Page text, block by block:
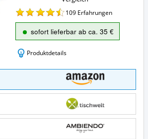
109 Erfahrungen
sofort lieferbar ab ca. 35 €
Produktdetails